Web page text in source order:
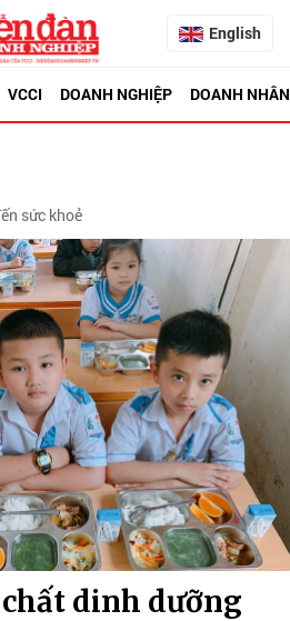
English
VCCI DOANH NGHIỆP DOANH NHÂN
sức khoẻ
dinh dưỡng